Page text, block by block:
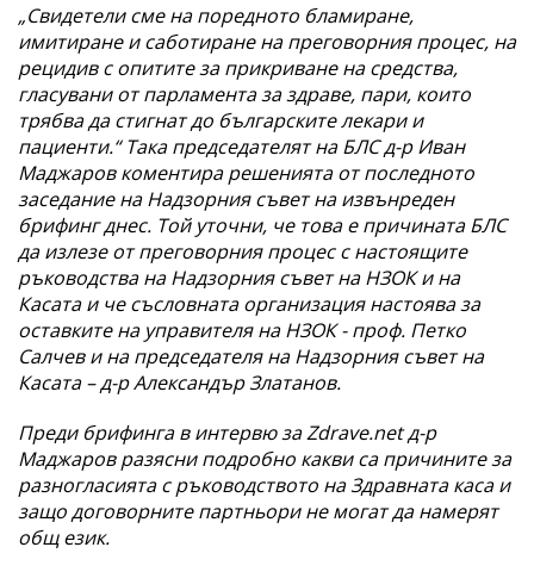
„Свидетели сме на поредното бламиране,
имитиране и саботиране на преговорния процес, на
рецидив с опитите за прикриване на средства,
гласувани от парламента за здраве, пари, които
трябва да стигнат до българските лекари и
пациенти.“ Така председателят на БЛС д-р Иван
Маджаров коментира решенията от последното
заседание на Надзорния съвет на извънреден
брифинг днес. Той уточни, че това е причината БЛС
да излезе от преговорния процес с настоящите
ръководства на Надзорния съвет на НЗОК и на
Касата и че съсловната организация настоява за
оставките на управителя на НЗОК - проф. Петко
Салчев и на председателя на Надзорния съвет на
Касата – д-р Александър Златанов.
Преди брифинга в интервю за Zdrave.net д-р
Маджаров разясни подробно какви са причините за
разногласията с ръководството на Здравната каса и
защо договорните партньори не могат да намерят
общ език.